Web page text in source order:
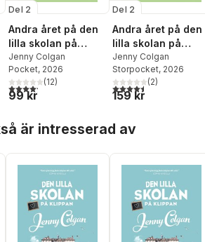
Del 2
Andra året på den
lilla skolan på
klippan
Jenny Colgan
Pocket, 2026
4,2utav 5 stjärnor. Totalt antal röster:
(12)
99 kr
Del 2
Andra året på den
lilla skolan på
klippan
Jenny Colgan
Storpocket, 2026
4,5utav 5 stjärnor.
(2)
159 kr
är intresserad av